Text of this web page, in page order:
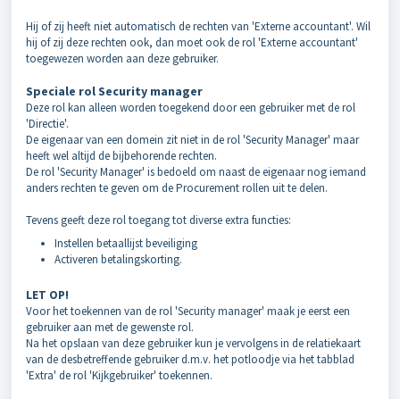
Hij of zij heeft niet automatisch de rechten van 'Externe accountant'. Wil
hij of zij deze rechten ook, dan moet ook de rol 'Externe accountant'
toegewezen worden aan deze gebruiker.
Speciale rol Security manager
Deze rol kan alleen worden toegekend door een gebruiker met de rol
'Directie'.
De eigenaar van een domein zit niet in de rol 'Security Manager' maar
heeft wel altijd de bijbehorende rechten.
De rol 'Security Manager' is bedoeld om naast de eigenaar nog iemand
anders rechten te geven om de Procurement rollen uit te delen.
Tevens geeft deze rol toegang tot diverse extra functies:
Instellen betaallijst beveiliging
Activeren betalingskorting.
LET OP!
Voor het toekennen van de rol 'Security manager' maak je eerst een
gebruiker aan met de gewenste rol.
Na het opslaan van deze gebruiker kun je vervolgens in de relatiekaart
van de desbetreffende gebruiker d.m.v. het potloodje via het tabblad
'Extra' de rol 'Kijkgebruiker' toekennen.